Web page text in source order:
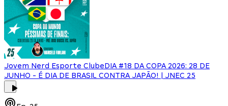
Jovem Nerd Esporte ClubeDIA #18 DA COPA 2026: 28 DE
JUNHO - É DIA DE BRASIL CONTRA JAPÃO! | JNEC 25